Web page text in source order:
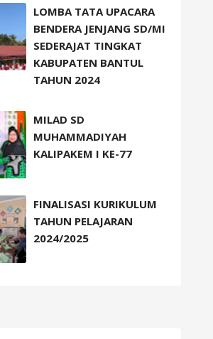
LOMBA TATA UPACARA
BENDERA JENJANG SD/MI
SEDERAJAT TINGKAT
KABUPATEN BANTUL
TAHUN 2024
MILAD SD
MUHAMMADIYAH
KALIPAKEM I KE-77
FINALISASI KURIKULUM
TAHUN PELAJARAN
2024/2025